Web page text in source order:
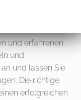
ist eine
und erfahrenen
und
und lassen Sie
Die richtige
erfolgreichen